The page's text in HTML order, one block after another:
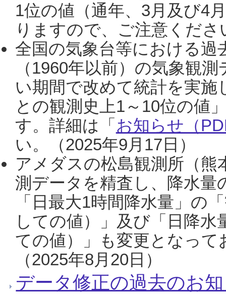
1位の値（通年、3月及び4
りますので、ご注意くだ
全国の気象台等における過
（1960年以前）の気象観
い期間で改めて統計を実
との観測史上1～10位の値
す。詳細は「 お知らせ（
い。（2025年9月17日）
アメダスの松島観測所（熊
測データを精査し、降水
「日最大1時間降水量」の
しての値）」及び「日降
ての値）」も変更となっ
（2025年8月20日）
データ修正の過去のお